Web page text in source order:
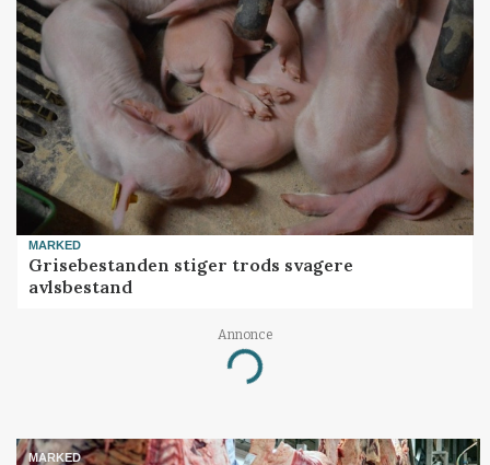
MARKED
Grisebestanden stiger trods svagere
avlsbestand
Annonce
Loading...
MARKED